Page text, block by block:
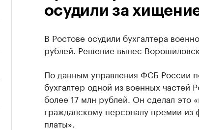
осудили за
В Ростове осудили бухгалтера
рублей. Решение вынес
По данным управления ФСБ России
бухгалтер одной из военных частей
более 17 млн рублей. Он сделал это
гражданскому персоналу премии из
платы».